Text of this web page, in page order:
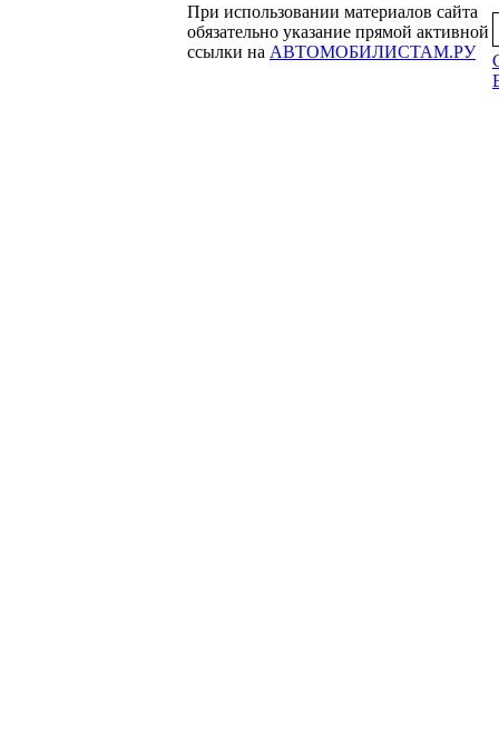
При использовании материалов сайта
обязательно указание прямой активной
ссылки на АВТОМОБИЛИСТАМ.РУ